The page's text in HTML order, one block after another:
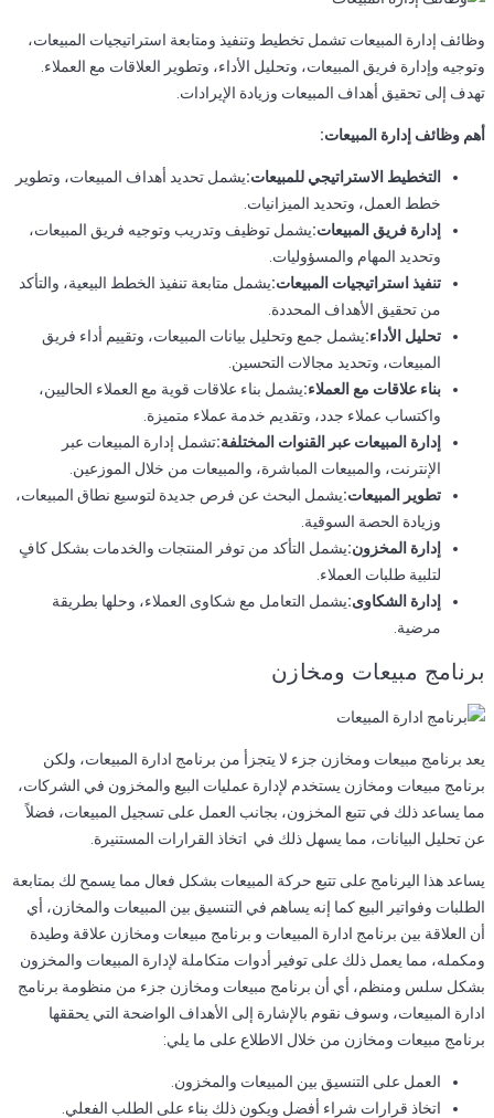
وظائف إدارة المبيعات تشمل تخطيط وتنفيذ ومتابعة استراتيجيات المبيعات،
وتوجيه وإدارة فريق المبيعات، وتحليل الأداء، وتطوير العلاقات مع العملاء.
تهدف إلى تحقيق أهداف المبيعات وزيادة الإيرادات.
أهم وظائف إدارة المبيعات:
التخطيط الاستراتيجي للمبيعات:يشمل تحديد أهداف المبيعات، وتطوير
خطط العمل، وتحديد الميزانيات.
إدارة فريق المبيعات:يشمل توظيف وتدريب وتوجيه فريق المبيعات،
وتحديد المهام والمسؤوليات.
تنفيذ استراتيجيات المبيعات:يشمل متابعة تنفيذ الخطط البيعية، والتأكد
من تحقيق الأهداف المحددة.
تحليل الأداء:يشمل جمع وتحليل بيانات المبيعات، وتقييم أداء فريق
المبيعات، وتحديد مجالات التحسين.
بناء علاقات مع العملاء:يشمل بناء علاقات قوية مع العملاء الحاليين،
واكتساب عملاء جدد، وتقديم خدمة عملاء متميزة.
إدارة المبيعات عبر القنوات المختلفة:تشمل إدارة المبيعات عبر
الإنترنت، والمبيعات المباشرة، والمبيعات من خلال الموزعين.
تطوير المبيعات:يشمل البحث عن فرص جديدة لتوسيع نطاق المبيعات،
وزيادة الحصة السوقية.
إدارة المخزون:يشمل التأكد من توفر المنتجات والخدمات بشكل كافٍ
لتلبية طلبات العملاء.
إدارة الشكاوى:يشمل التعامل مع شكاوى العملاء، وحلها بطريقة
مرضية.
برنامج مبيعات ومخازن
يعد برنامج مبيعات ومخازن جزء لا يتجزأ من برنامج ادارة المبيعات، ولكن
برنامج مبيعات ومخازن يستخدم لإدارة عمليات البيع والمخزون في الشركات،
مما يساعد ذلك في تتبع المخزون، بجانب العمل على تسجيل المبيعات، فضلاً
عن تحليل البيانات، مما يسهل ذلك في اتخاذ القرارات المستنيرة.
يساعد هذا اليرنامج على تتبع حركة المبيعات بشكل فعال مما يسمح لك بمتابعة
الطلبات وفواتير البيع كما إنه يساهم في التنسيق بين المبيعات والمخازن، أي
أن العلاقة بين برنامج ادارة المبيعات و برنامج مبيعات ومخازن علاقة وطيدة
ومكمله، مما يعمل ذلك على توفير أدوات متكاملة لإدارة المبيعات والمخزون
بشكل سلس ومنظم، أي أن برنامج مبيعات ومخازن جزء من منظومة برنامج
ادارة المبيعات، وسوف نقوم بالإشارة إلى الأهداف الواضحة التي يحققها
برنامج مبيعات ومخازن من خلال الاطلاع على ما يلي:
العمل على التنسيق بين المبيعات والمخزون.
اتخاذ قرارات شراء أفضل ويكون ذلك بناء على الطلب الفعلي.